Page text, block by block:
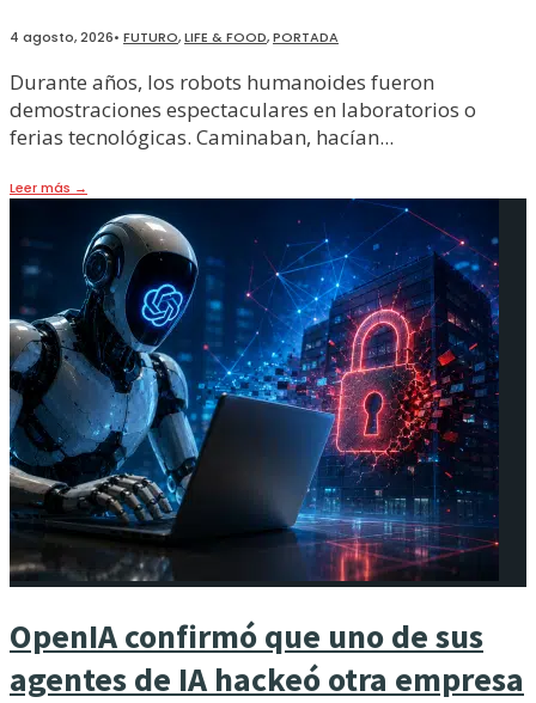
4 agosto, 2026• FUTURO,LIFE & FOOD,PORTADA
Durante años, los robots humanoides fueron
demostraciones espectaculares en laboratorios o
ferias tecnológicas. Caminaban, hacían...
Leer más →
OpenIA confirmó que uno de sus
agentes de IA hackeó otra empresa